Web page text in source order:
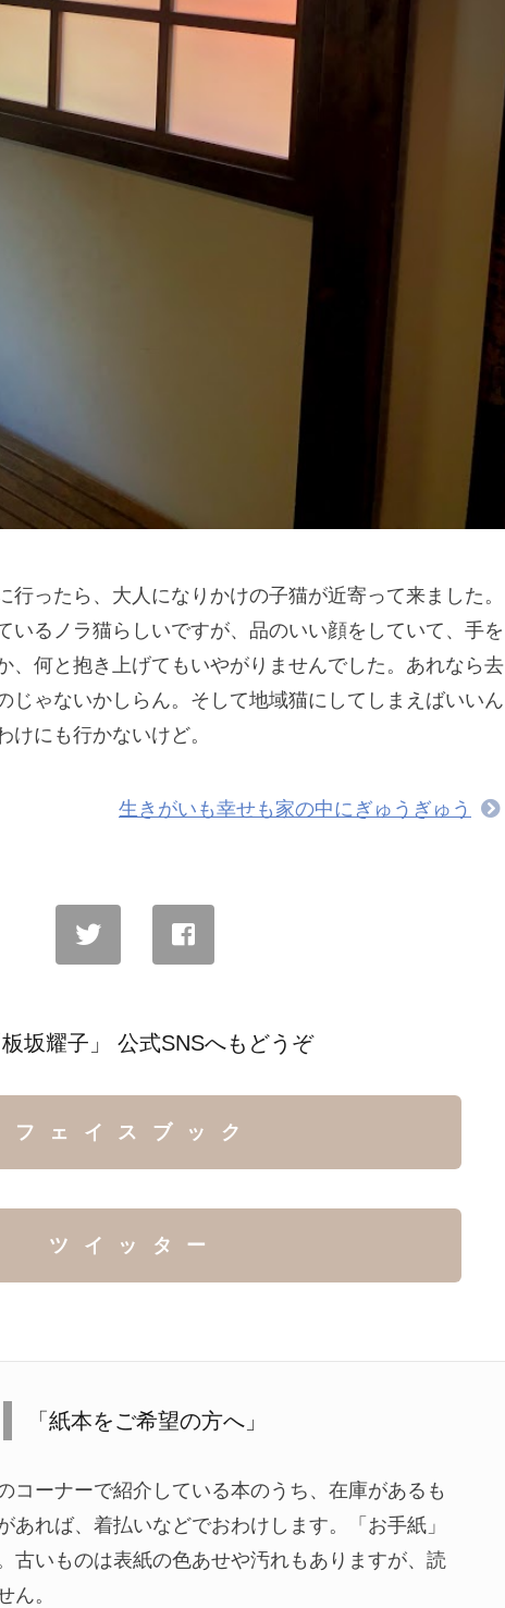
行ったら、大人になりかけの子猫が近寄って来ました。
いるノラ猫らしいですが、品のいい顔をしていて、手を
、何と抱き上げてもいやがりませんでした。あれなら去
じゃないかしらん。そして地域猫にしてしまえばいいん
にも行かないけど。
生きがいも幸せも家の中にぎゅうぎゅう
坂耀子」 公式SNSへもどうぞ
フェイスブック
ツイッター
「紙本をご希望の方へ」
コーナーで紹介している本のうち、在庫があるも
あれば、着払いなどでおわけします。「お手紙」
古いものは表紙の色あせや汚れもありますが、読
ん。